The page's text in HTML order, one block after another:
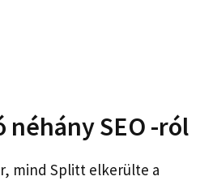
néhány SEO -ról
mind Splitt elkerülte a